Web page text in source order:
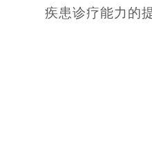
疾患诊疗能力的